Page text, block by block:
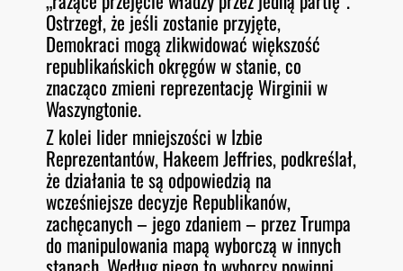
Ostrzegł, że jeśli zostanie przyjęte,
Demokraci mogą zlikwidować większość
republikańskich okręgów w stanie, co
znacząco zmieni reprezentację Wirginii w
Waszyngtonie.
Z kolei lider mniejszości w Izbie
Reprezentantów, Hakeem Jeffries, podkreślał,
że działania te są odpowiedzią na
wcześniejsze decyzje Republikanów,
zachęcanych – jego zdaniem – przez Trumpa
do manipulowania mapą wyborczą w innych